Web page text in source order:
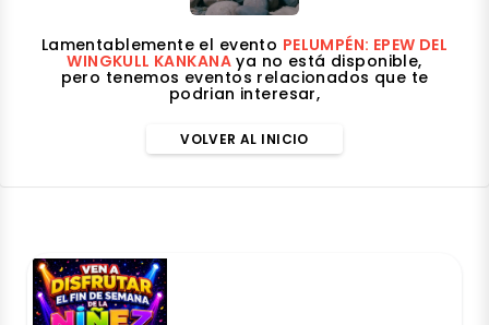
Lamentablemente el evento PELUMPÉN: EPEW DEL
WINGKULL KANKANA ya no está disponible,
pero tenemos eventos relacionados que te
podrian interesar,
VOLVER AL INICIO